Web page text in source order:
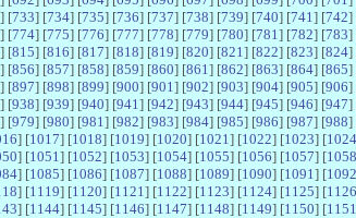
] [733] [734] [735] [736] [737] [738] [739] [740] [741 ] [742]
] [774] [775] [776] [777] [778] [779] [780] [781 ] [782] [783]
] [815] [816] [817] [818] [819] [820] [821 ] [822] [823] [824]
] [856] [857] [858] [859] [860] [861 ] [862] [863] [864] [865]
] [897] [898] [899] [900] [901 ] [902] [903] [904] [905] [906]
] [938] [939] [940] [941 ] [942] [943] [944] [945] [946] [947]
] [979] [980] [981 ] [982] [983] [984] [985] [986] [987] [988]
] [1017] [1018] [1019] [1020] [1021 ] [1022] [1023] [1024
] [1051 ] [1052] [1053] [1054] [1055] [1056] [1057] [1058
] [1085] [1086] [1087] [1088] [1089] [1090] [1091 ] [1092
] [1119] [1120] [1121 ] [1122] [1123] [1124] [1125] [1126
] [1144] [1145] [1146] [1147] [1148] [1149] [1150] [1151